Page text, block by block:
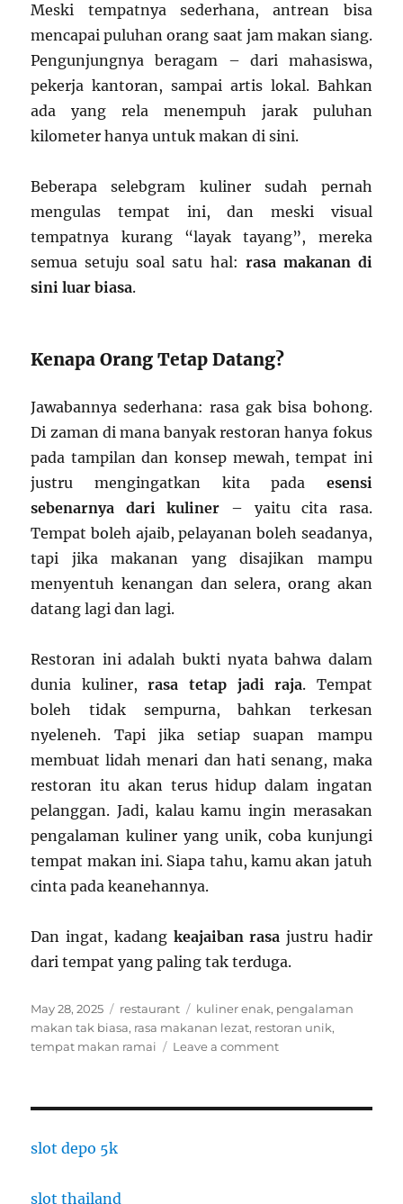
Meski tempatnya sederhana, antrean bisa
mencapai puluhan orang saat jam makan siang.
Pengunjungnya beragam – dari mahasiswa,
pekerja kantoran, sampai artis lokal. Bahkan
ada yang rela menempuh jarak puluhan
kilometer hanya untuk makan di sini.
Beberapa selebgram kuliner sudah pernah
mengulas tempat ini, dan meski visual
tempatnya kurang “layak tayang”, mereka
semua setuju soal satu hal: rasa makanan di
sini luar biasa.
Kenapa Orang Tetap Datang?
Jawabannya sederhana: rasa gak bisa bohong.
Di zaman di mana banyak restoran hanya fokus
pada tampilan dan konsep mewah, tempat ini
justru mengingatkan kita pada esensi
sebenarnya dari kuliner – yaitu cita rasa.
Tempat boleh ajaib, pelayanan boleh seadanya,
tapi jika makanan yang disajikan mampu
menyentuh kenangan dan selera, orang akan
datang lagi dan lagi.
Restoran ini adalah bukti nyata bahwa dalam
dunia kuliner,rasa tetap jadi raja. Tempat
boleh tidak sempurna, bahkan terkesan
nyeleneh. Tapi jika setiap suapan mampu
membuat lidah menari dan hati senang, maka
restoran itu akan terus hidup dalam ingatan
pelanggan. Jadi, kalau kamu ingin merasakan
pengalaman kuliner yang unik, coba kunjungi
tempat makan ini. Siapa tahu, kamu akan jatuh
cinta pada keanehannya.
Dan ingat, kadang keajaiban rasa justru hadir
dari tempat yang paling tak terduga.
Posted
on
May 28, 2025 Categories
restaurant Tags
kuliner enak, pengalaman
makan tak biasa, rasa makanan lezat, restoran unik,
tempat makan ramai
Leave a commenton
slot depo 5k
slot thailand